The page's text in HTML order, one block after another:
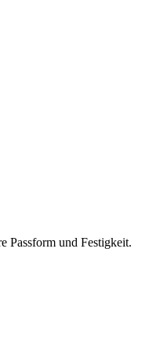
Passform und Festigkeit.